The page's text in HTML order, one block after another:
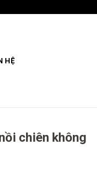
HỆ
chiên không